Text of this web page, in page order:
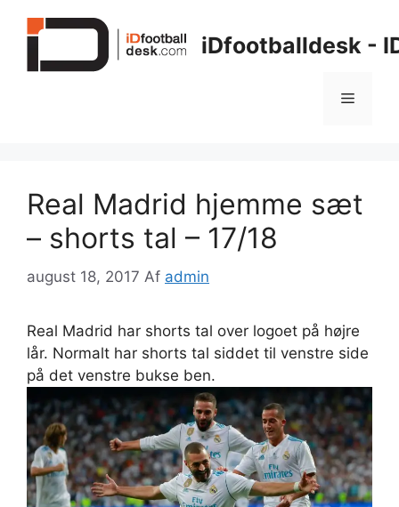
iDfootballdesk -
Menu
Real Madrid hjemme sæt
– shorts tal – 17/18
august 18, 2017 Af admin
Real Madrid har shorts tal over logoet på højre
lår. Normalt har shorts tal siddet til venstre side
på det venstre bukse ben.